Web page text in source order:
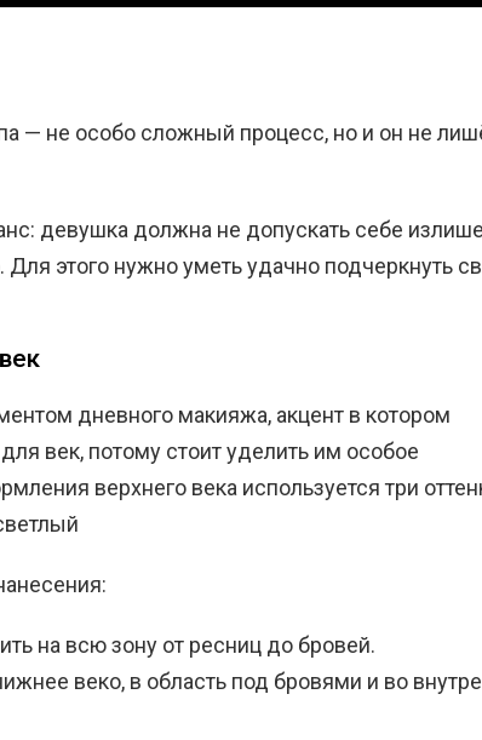
— не особо сложный процесс, но и он не
девушка должна не допускать себе
этого нужно уметь удачно подчеркнуть
дневного макияжа, акцент в котором
век, потому стоит уделить им особое
верхнего века используется три
на всю зону от ресниц до бровей.
веко, в область под бровями и во